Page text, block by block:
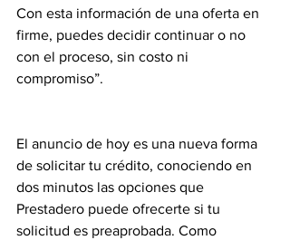
Con esta información de una oferta en
firme, puedes decidir continuar o no
con el proceso, sin costo ni
compromiso”.
El anuncio de hoy es una nueva forma
de solicitar tu crédito, conociendo en
dos minutos las opciones que
Prestadero puede ofrecerte si tu
solicitud es preaprobada. Como